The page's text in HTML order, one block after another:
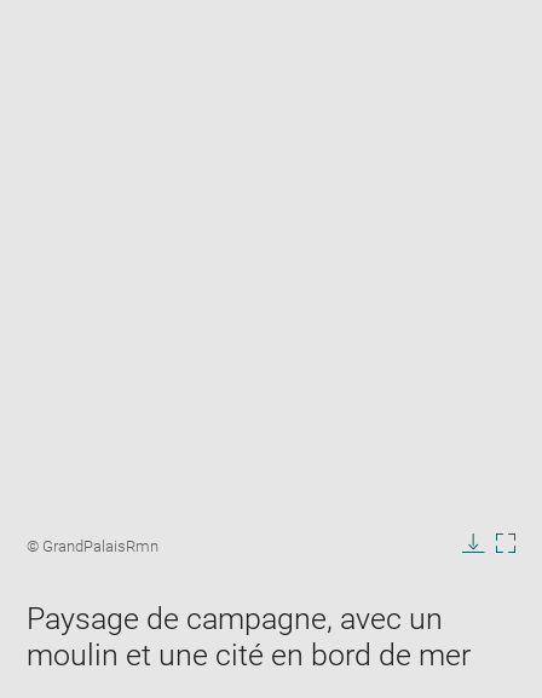
window
Image
© GrandPalaisRmn
Paysage de campagne, avec un
moulin et une cité en bord de mer